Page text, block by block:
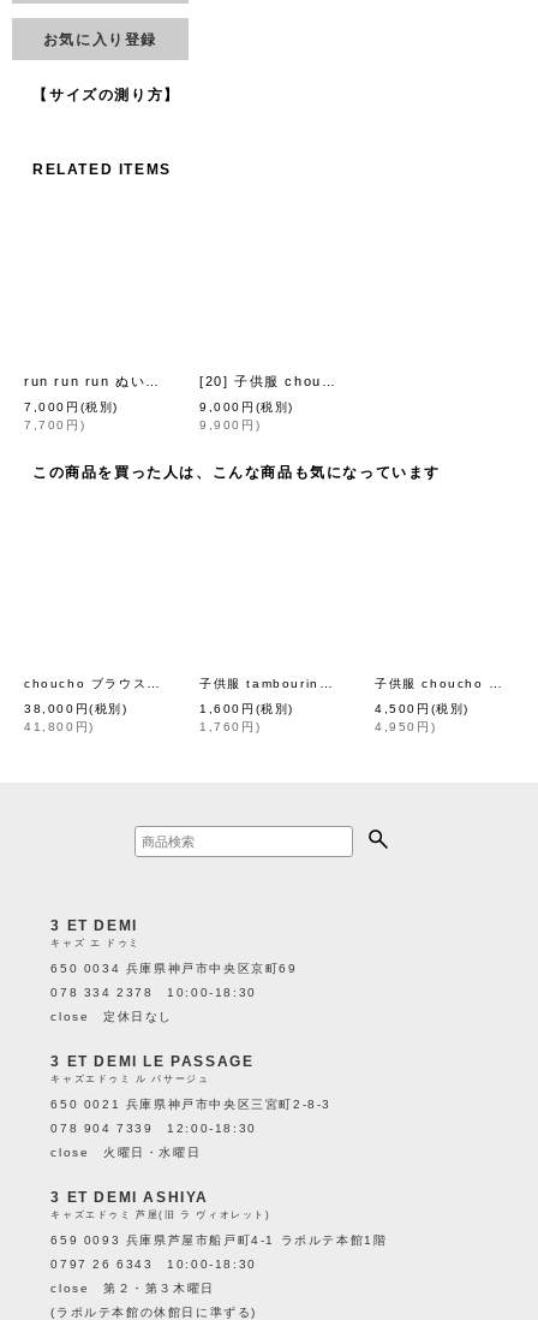
お気に入り登録
【サイズの測り方】
RELATED ITEMS
[
7,000 円 (税別)
7,700 円 )
9,000 円 (税別)
9,900 円 )
この商品を買った人は、こんな商品も気になっています
[mina perhonen]
38,000 円(税別)
41,800 円)
[mina perhonen
1,600 円 (税別)
1,760 円 )
4,500 円 (税別)
4,950 円 )
3 ET DEMI
キャズ エ ドゥミ
650 0034 兵庫県神戸市中央区京町69
078 334 2378 10:00-18:30
close 定休日なし
3 ET DEMI LE PASSAGE
キャズエドゥミ ル パサージュ
650 0021 兵庫県神戸市中央区三宮町2-8-3
078 904 7339 12:00-18:30
close 火曜日・水曜日
3 ET DEMI ASHIYA
キャズエドゥミ 芦屋(旧 ラ ヴィオレット)
659 0093 兵庫県芦屋市船戸町4-1 ラポルテ本館1階
0797 26 6343 10:00-18:30
close 第２・第３木曜日
(ラポルテ本館の休館日に準ずる)